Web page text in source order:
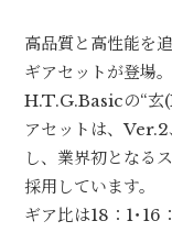
高品質と高性能を
ギアセットが登場。
H.T.G.Basicの“玄
アセットは、
し、業界初となる
採用しています。
ギア比は18：1･16